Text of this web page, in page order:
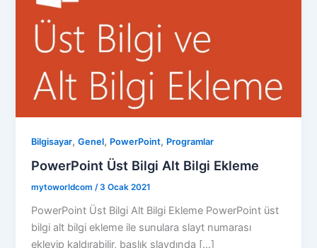
Bilgisayar,Genel, PowerPoint, Programlar
PowerPoint Üst Bilgi Alt Bilgi Ekleme
mytoworldcom/3 Ocak 2021
PowerPoint Üst Bilgi Alt Bilgi Ekleme PowerPoint üst
bilgi alt bilgi ekleme ile sunulara slayt numarası
ekleyip kaldırabilir, başlık slaydında […]